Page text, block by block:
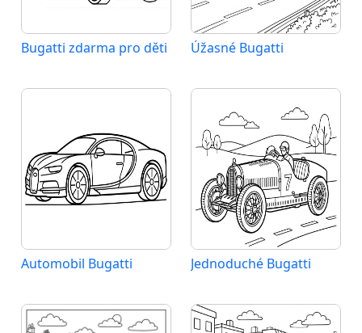
Bugatti zdarma pro děti Úžasné Bugatti
Automobil Bugatti Jednoduché Bugatti